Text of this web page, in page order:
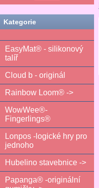
Kategorie
EasyMat® - silikonový
talíř
Cloud b - originál
Rainbow Loom® ->
WowWee®-
Fingerlings®
Lonpos -logické hry pro
jednoho
Hubelino stavebnice ->
Papanga® -originální